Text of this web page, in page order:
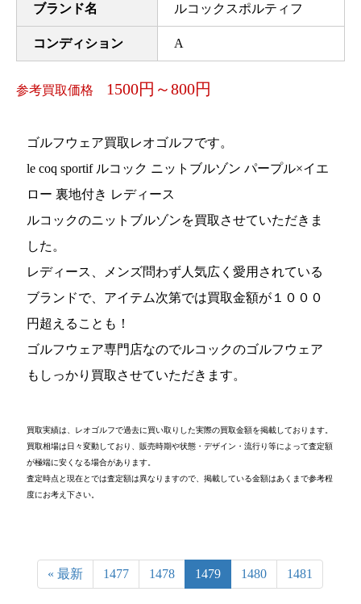
ブランド名 ルコックスポルティフ
コンディション A
参考買取価格 1500円～800円
ゴルフウェア買取レオゴルフです。
le coq sportif ルコック ニットブルゾン パープル×イエ
ロー 裏地付き レディース
ルコックのニットブルゾンを買取させていただきま
した。
レディース、メンズ問わず人気広く愛用されている
ブランドで、アイテム次第では買取金額が１０００
円超えることも！
ゴルフウェア専門店なのでルコックのゴルフウェア
もしっかり買取させていただきます。
買取実績は、レオゴルフで過去に買い取りした実際の買取金額を掲載しております。
買取相場は日々変動しており、販売時期や状態・デザイン・流行り等によって査定額
が極端に安くなる場合があります。
査定時点と現在とでは査定額は異なりますので、掲載している金額はあくまで参考程
度にお考え下さい。
« 最新 1477 1478 1479 1480 1481